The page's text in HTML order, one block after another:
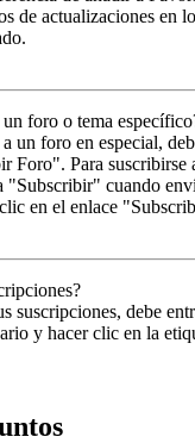
de actualizaciones en
foro o tema
un foro en especial,
Foro". Para suscribirse
"Subscribir" cuando
en el enlace
suscripciones, debe
y hacer clic en la